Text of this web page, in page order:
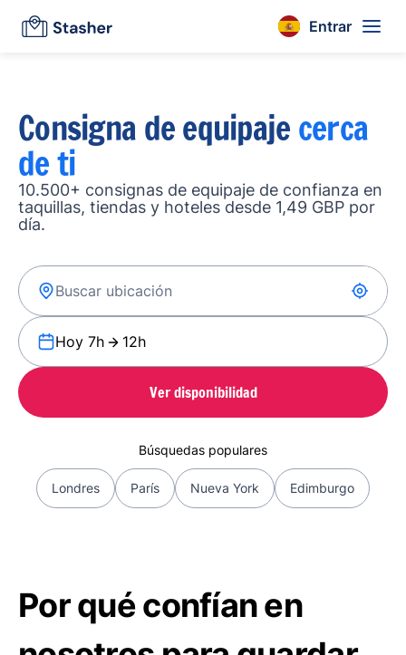
Entrar
Consigna de equipajecerca
de ti
10.500+ consignas de equipaje de confianza en
taquillas, tiendas y hoteles desde 1,49 GBP por
día.
Hoy 7h 12h
Ver disponibilidad
Búsquedas populares
Londres París Nueva York Edimburgo
Por qué confían en